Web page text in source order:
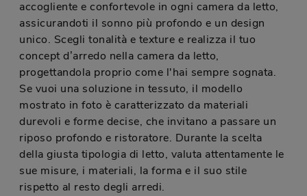
accogliente e confortevole in ogni camera da letto,
assicurandoti il sonno più profondo e un design
unico. Scegli tonalità e texture e realizza il tuo
concept d’arredo nella camera da letto,
progettandola proprio come l'hai sempre sognata.
Se vuoi una soluzione in tessuto, il modello
mostrato in foto è caratterizzato da materiali
durevoli e forme decise, che invitano a passare un
riposo profondo e ristoratore. Durante la scelta
della giusta tipologia di letto, valuta attentamente le
sue misure, i materiali, la forma e il suo stile
rispetto al resto degli arredi.